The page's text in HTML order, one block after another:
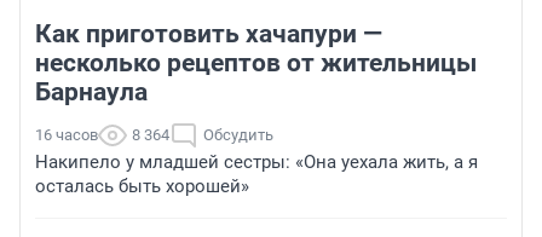
Как приготовить хачапури —
несколько рецептов от жительницы
Барнаула
16 часов 8 364 Обсудить
Накипело у младшей сестры: «Она уехала жить, а я
осталась быть хорошей»